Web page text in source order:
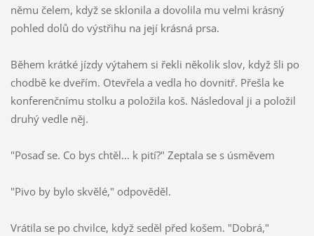
němu čelem, když se sklonila a dovolila mu velmi krásný
pohled dolů do výstřihu na její krásná prsa.
Během krátké jízdy výtahem si řekli několik slov, když šli po
chodbě ke dveřím. Otevřela a vedla ho dovnitř. Přešla ke
konferenčnímu stolku a položila koš. Následoval ji a položil
druhý vedle něj.
"Posaď se. Co bys chtěl... k pití?" Zeptala se s úsměvem
"Pivo by bylo skvělé," odpověděl.
Vrátila se po chvilce, když seděl před košem. "Dobrá,"